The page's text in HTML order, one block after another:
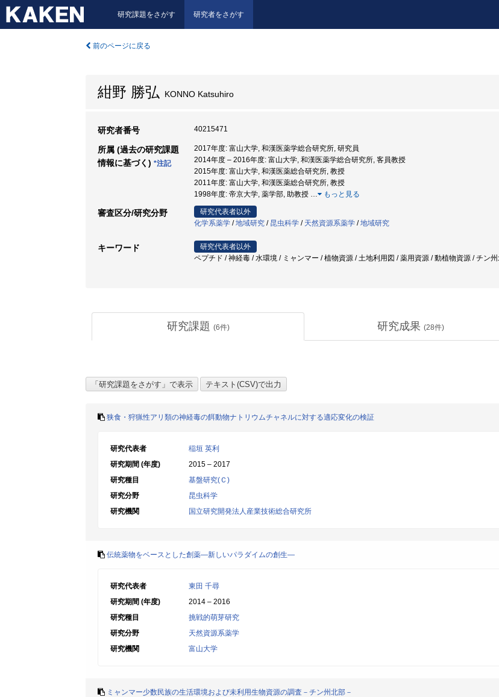
研究課題をさがす 研究者をさがす
前のページに戻る
紺野 勝弘 KONNO Katsuhiro
研究者番号 40215471
所属 (過去の研究課題
情報に基づく) *注記
2017年度: 富山大学, 和漢医薬学総合研究所, 研究員
2014年度 – 2016年度: 富山大学, 和漢医薬学総合研究所, 客員教授
2015年度: 富山大学, 和漢医薬総合研究所, 教授
2011年度: 富山大学, 和漢医薬総合研究所, 教授
1998年度: 帝京大学, 薬学部, 助教授 … もっと見る
審査区分/研究分野
研究代表者以外
化学系薬学 /地域研究 / 昆虫科学 / 天然資源系薬学 /地域研究
キーワード
研究代表者以外
ペプチド / 神経毒 / 水環境 / ミャンマー / 植物資源 / 土地利用図 / 薬用資源 / 動植物資源 / チン
研究課題 (6件) 研究成果 (28件)
狭食・狩猟性アリ類の神経毒の餌動物ナトリウムチャネルに対する適応変化の検証
研究代表者
稲垣 英利
研究期間 (年度)
2015 – 2017
研究種目
基盤研究(Ｃ)
研究分野
昆虫科学
研究機関
国立研究開発法人産業技術総合研究所
伝統薬物をベースとした創薬―新しいパラダイムの創生―
研究代表者
東田 千尋
研究期間 (年度)
2014 – 2016
研究種目
挑戦的萌芽研究
研究分野
天然資源系薬学
研究機関
富山大学
ミャンマー少数民族の生活環境および未利用生物資源の調査－チン州北部－